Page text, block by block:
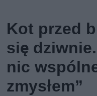
Kot przed
się
nic
zmysłem”